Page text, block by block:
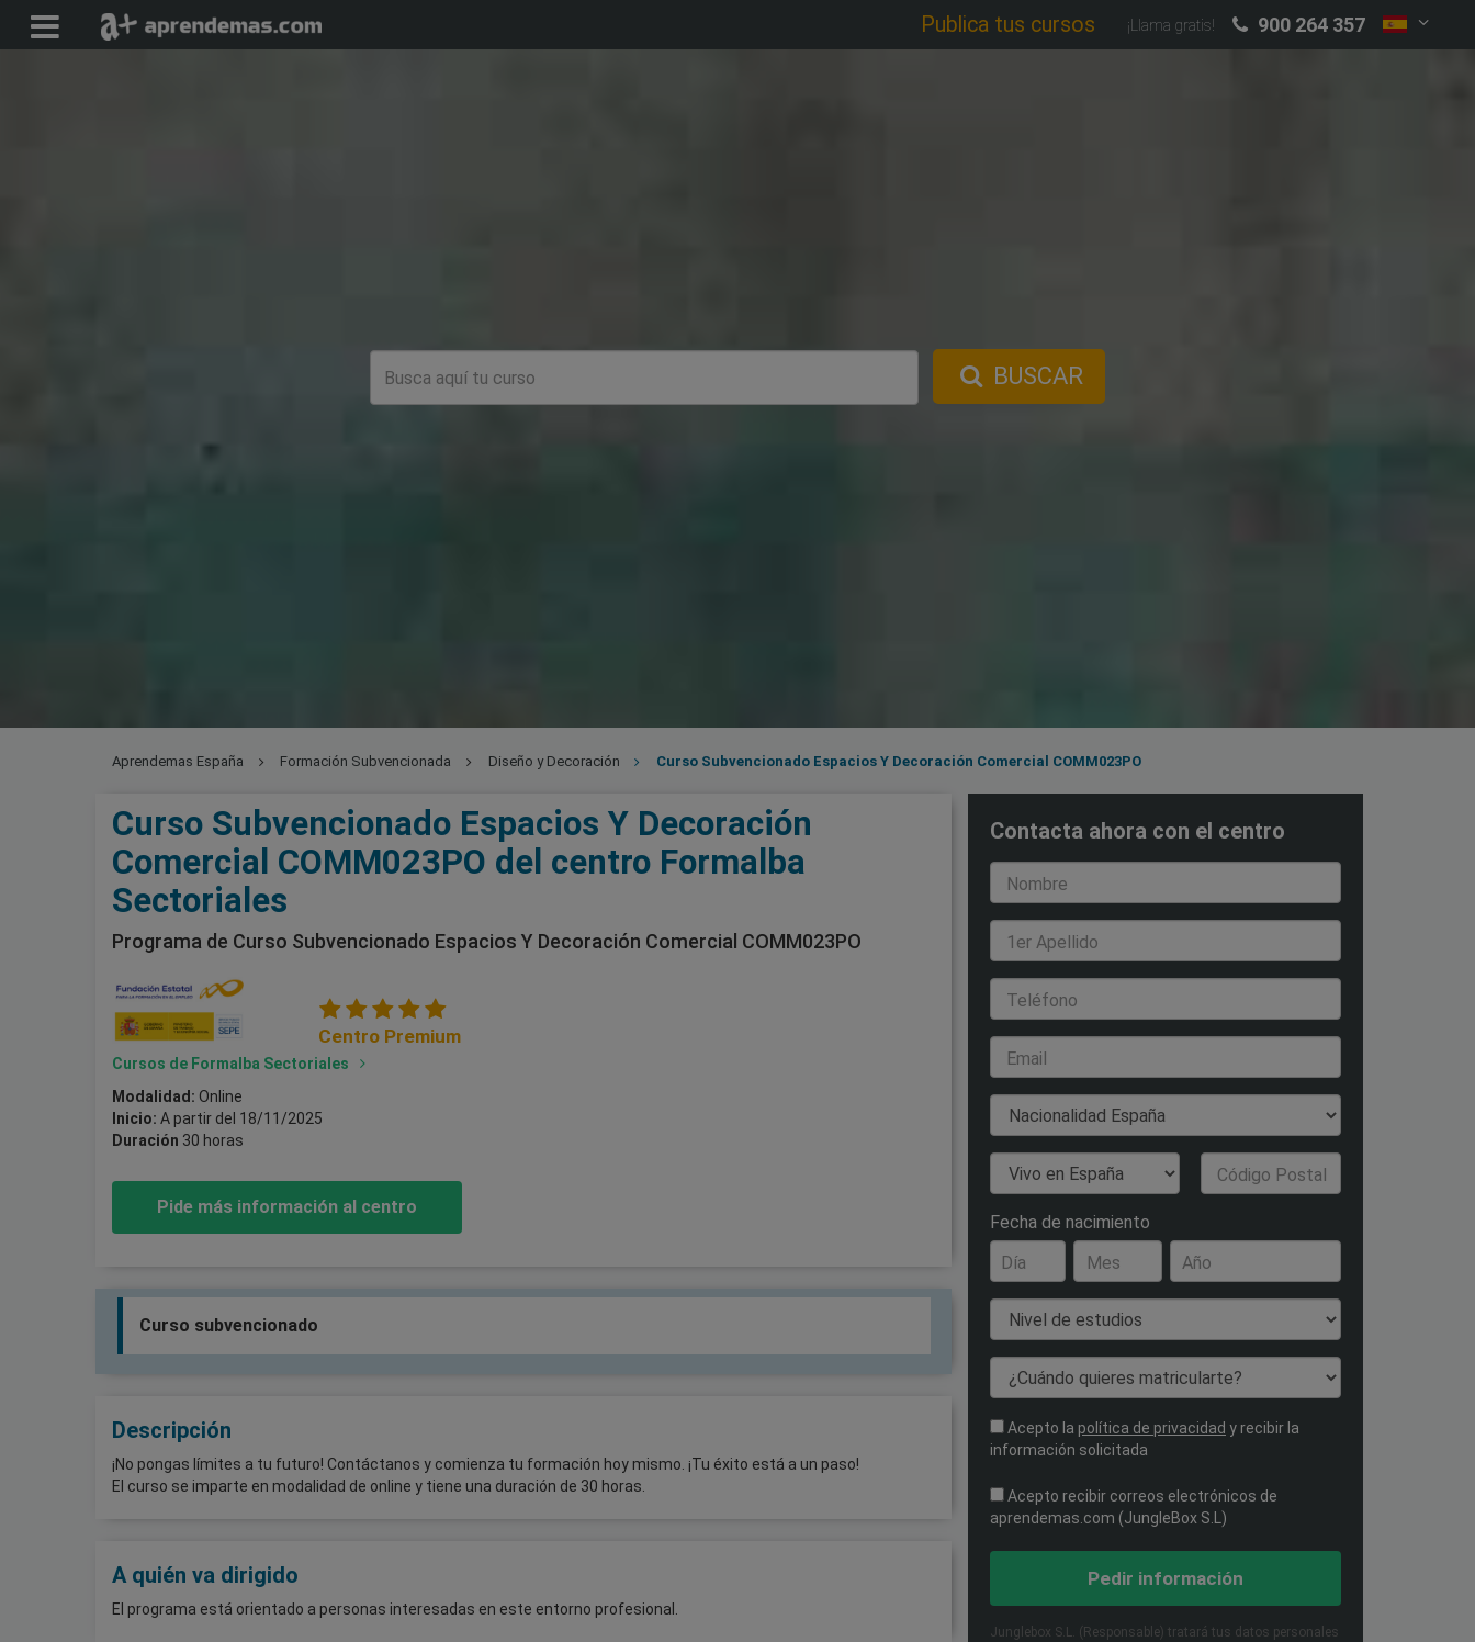
Publica tus cursos ¡Llama gratis! 900 264 357
BUSCAR
Aprendemas España Formación Subvencionada Diseño y Decoración Curso Subvencionado Espacios Y Decoración Comercial COMM023PO
Curso Subvencionado Espacios Y Decoración
Comercial COMM023PO del centro Formalba
Sectoriales
Programa de Curso Subvencionado Espacios Y Decoración Comercial COMM023PO
Centro Premium
Cursos de Formalba Sectoriales
Modalidad: Online
Inicio: A partir del 18/11/2025
Duración 30 horas
Pide más información al centro
Curso subvencionado
Descripción
¡No pongas límites a tu futuro! Contáctanos y comienza tu formación hoy mismo. ¡Tu éxito está a un paso!
El curso se imparte en modalidad de online y tiene una duración de 30 horas.
A quién va dirigido
El programa está orientado a personas interesadas en este entorno profesional.
Contacta ahora con el centro
Nombre
1er Apellido
Teléfono
Email
Nacionalidad
País de Residencia Código Postal
Fecha de nacimiento
Día
Mes Año
Nivel de estudios
¿Cuándo quieres matricularte?
Acepto la política de privacidad y recibir la
información solicitada
Acepto recibir correos electrónicos de
aprendemas.com (JungleBox S.L)
Pedir información
Junglebox S.L. (Responsable) tratará tus datos personales